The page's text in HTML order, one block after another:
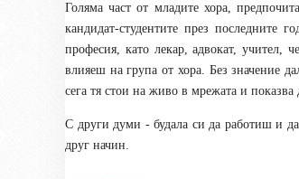
Голяма част от младите хора,
кандидат-студентите през последните
професия, като лекар, адвокат,
влияеш на група от хора. Без значение
сега тя стои на живо в мрежата и
С други думи - будала си да работиш и
друг начин.